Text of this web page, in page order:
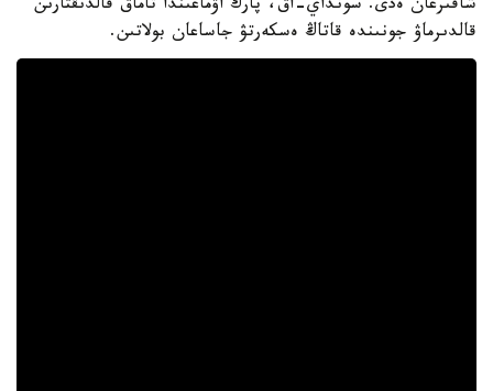
شاقىرعان ەدى. سونداي-اق، پارك اۋماعىندا تاماق قالدىقتارىن
قالدىرماۋ جونىندە قاتاڭ ەسكەرتۋ جاساعان بولاتىن.